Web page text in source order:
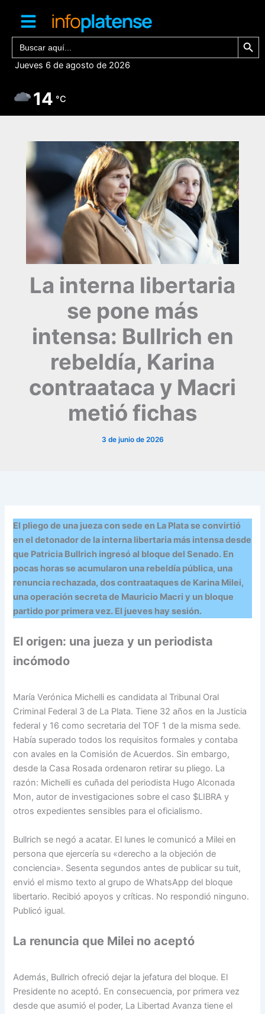
contenido
Buscar: Botón de
Jueves 6 de agosto de 2026
14 °C
La interna libertaria
se pone más
intensa: Bullrich en
rebeldía, Karina
contraataca y Macri
metió fichas
3 de junio de 2026
El pliego de una jueza con sede en La Plata se convirtió
en el detonador de la interna libertaria más intensa desde
que Patricia Bullrich ingresó al bloque del Senado. En
pocas horas se acumularon una rebeldía pública, una
renuncia rechazada, dos contraataques de Karina Milei,
una operación secreta de Mauricio Macri y un bloque
partido por primera vez. El jueves hay sesión.
El origen: una jueza y un periodista
incómodo
María Verónica Michelli es candidata al Tribunal Oral
Criminal Federal 3 de La Plata. Tiene 32 años en la Justicia
federal y 16 como secretaria del TOF 1 de la misma sede.
Había superado todos los requisitos formales y contaba
con avales en la Comisión de Acuerdos. Sin embargo,
desde la Casa Rosada ordenaron retirar su pliego. La
razón: Michelli es cuñada del periodista Hugo Alconada
Mon, autor de investigaciones sobre el caso $LIBRA y
otros expedientes sensibles para el oficialismo.
Bullrich se negó a acatar. El lunes le comunicó a Milei en
persona que ejercería su «derecho a la objeción de
conciencia». Sesenta segundos antes de publicar su tuit,
envió el mismo texto al grupo de WhatsApp del bloque
libertario. Recibió apoyos y críticas. No respondió ninguno.
Publicó igual.
La renuncia que Milei no aceptó
Además, Bullrich ofreció dejar la jefatura del bloque. El
Presidente no aceptó. En consecuencia, por primera vez
desde que asumió el poder, La Libertad Avanza tiene el